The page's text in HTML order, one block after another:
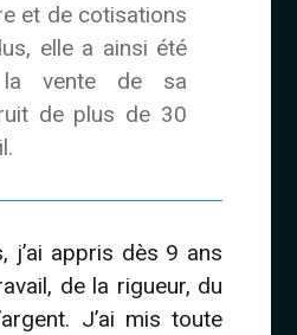
et de cotisations
elle a ainsi été
vente de sa
de plus de 30
j’ai appris dès 9 ans
de la rigueur, du
J’ai mis toute